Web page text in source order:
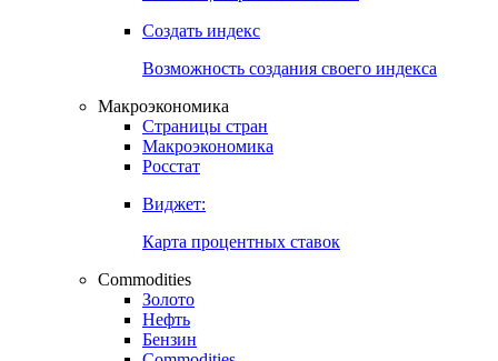
Курсы валют Центральных Банков
Ставки центральных банков
Создать индекс
Возможность создания своего индекса
Страницы стран
Росстат
Виджет:
Карта процентных ставок
Commodities